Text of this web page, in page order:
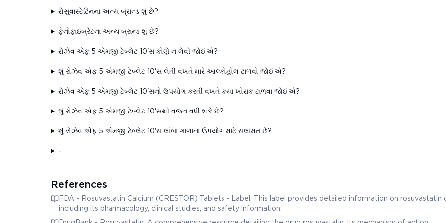
રોસુવાસ્ટેટિનના અન્ય બ્રાન્ડ શું છે?
ફેનોફાઇબ્રેટના અન્ય બ્રાન્ડ શું છે?
રોઝેવ એફ 5 એમજી ટેબ્લેટ 10'સ કોણે ન લેવી જોઈએ?
શું રોઝેવ એફ 5 એમજી ટેબ્લેટ 10'સ લેતી વખતે મારે આલ્કોહોલ ટાળવો જોઈએ?
રોઝેવ એફ 5 એમજી ટેબ્લેટ 10'સનો ઉપયોગ કરતી વખતે કયા ખોરાક ટાળવા જોઈએ?
શું રોઝેવ એફ 5 એમજી ટેબ્લેટ 10'સથી વજન વધી શકે છે?
શું રોઝેવ એફ 5 એમજી ટેબ્લેટ 10'સ લાંબા ગાળાના ઉપયોગ માટે સલામત છે?
-
References
FDA - Rosuvastatin Calcium (CRESTOR) Tablets - Label. This label provides detailed information on rosuvastatin
including its pharmacology, clinical studies, and safety information.